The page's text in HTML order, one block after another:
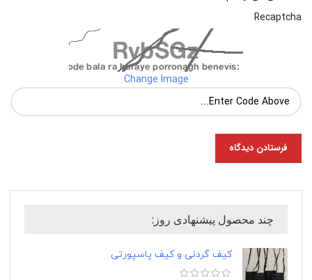
Recaptcha
Change Image
چند محصول پیشنهادی روز:
کیف گردنی و کیف پاسپورتی